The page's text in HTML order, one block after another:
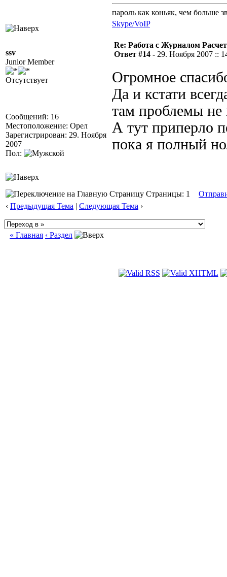
пароль как коньяк, чем больше
Skype/VoIP
ssv
Junior Member
Отсутствует
Сообщений: 16
Местоположение: Орел
Зарегистрирован: 29. Ноября
2007
Пол:
Re: Работа с Журналом
Ответ #14 - 29. Ноября 2007 ::
Огромное
Да и кстати
там проблемы не
А тут приперло
пока я полный
Страницы: 1
‹ Предыдущая Тема | Следующая Тема ›
« Главная ‹ Раздел